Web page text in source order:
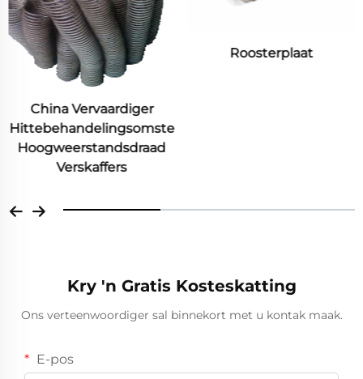
Roosterplaat
Kry 'n Gratis Kosteskatting
Ons verteenwoordiger sal binnekort met u kontak maak.
E-pos